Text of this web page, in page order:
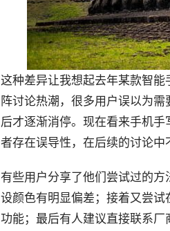
这种差异让我想起去年某款智
阵讨论热潮，很多用户误以为
后才逐渐消停。现在看来手机
者存在误导性，在后续的讨论中
有些用户分享了他们尝试过的
设颜色有明显偏差；接着又尝
功能；最后有人建议直接联系